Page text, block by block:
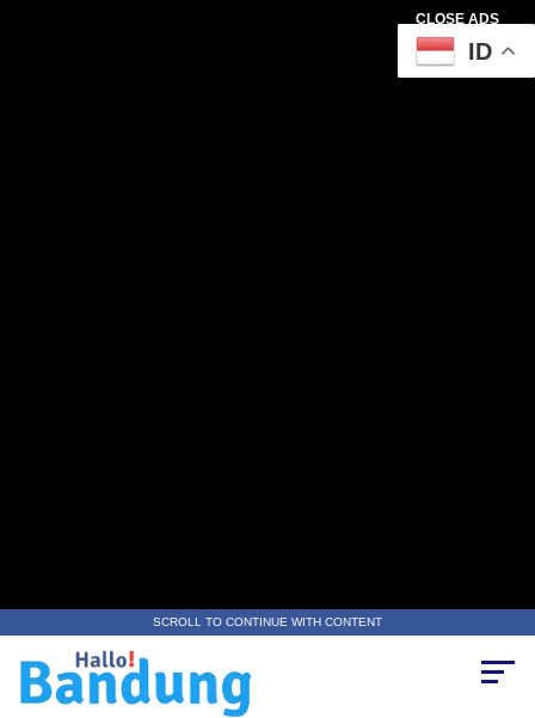
CLOSE ADS
SCROLL TO CONTINUE WITH CONTENT
ID